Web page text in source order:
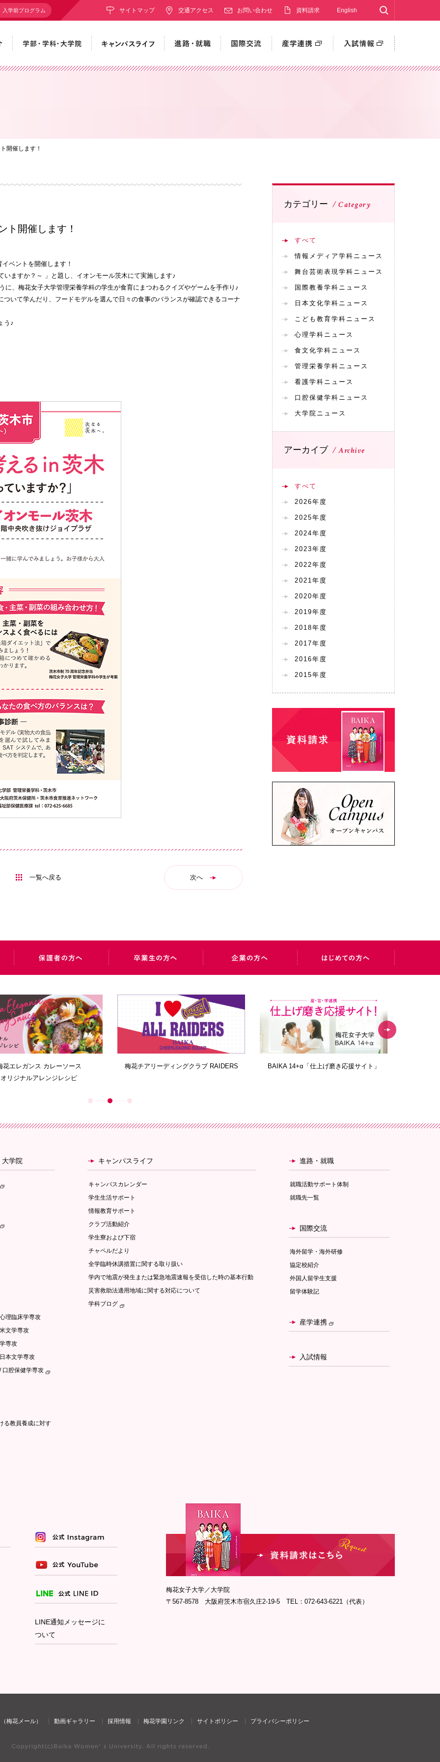
入学前プログラム サイトマップ 交通アクセス お問い合わせ 資料請求 English
開催します！
開催します！
ベントを開催します！
ますか？～ 」と題し、イオンモール茨木にて実施します♪
に、梅花女子大学管理栄養学科の学生が食育にまつわるクイズやゲームを手作り♪
いて学んだり、フードモデルを選んで日々の食事のバランスが確認できるコーナ
う♪
一覧へ戻る 次へ
カテゴリー Category
すべて
情報メディア学科ニュース
舞台芸術表現学科ニュース
国際教養学科ニュース
日本文化学科ニュース
こども教育学科ニュース
心理学科ニュース
食文化学科ニュース
管理栄養学科ニュース
看護学科ニュース
口腔保健学科ニュース
大学院ニュース
アーカイブ Archive
すべて
2026年度
2025年度
2024年度
2023年度
2022年度
2021年度
2020年度
2019年度
2018年度
2017年度
2016年度
2015年度
教員紹介サイト 写真で見る梅花学園のあゆみ 梅花ブログ
大学院
理臨床学専攻
文学専攻
専攻
本文学専攻
口腔保健学専攻
る教員養成に対す
キャンパスライフ
キャンパスカレンダー
学生生活サポート
情報教育サポート
クラブ活動紹介
学生寮および下宿
チャペルだより
全学臨時休講措置に関する取り扱い
学内で地震が発生または緊急地震速報を受信した時の基本行動
災害救助法適用地域に関する対応について
学科ブログ
進路・就職
就職活動サポート体制
就職先一覧
国際交流
海外留学・海外研修
協定校紹介
外国人留学生支援
留学体験記
産学連携
入試情報
梅花女子大学／大学院
〒567-8578 大阪府茨木市宿久庄2-19-5 TEL：072-643-6221（代表）
LINE通知メッセージに
ついて
梅花メール） 動画ギャラリー 採用情報 梅花学園リンク サイトポリシー プライバシーポリシー